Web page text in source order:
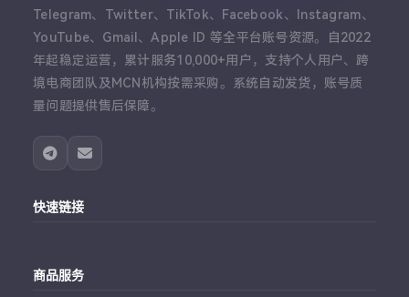
Telegram、Twitter、TikTok、Facebook、Instagram、
YouTube、Gmail、Apple ID 等全平台账号资源。自2022
年起稳定运营，累计服务10,000+用户，支持个人用户、跨
境电商团队及MCN机构按需采购。系统自动发货，账号质
量问题提供售后保障。
快速链接
商品服务